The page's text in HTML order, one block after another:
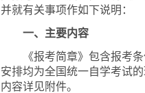
并就有关事项作如下说明：
一、主要内容
《报考简章》包含报考
安排均为全国统一自学考试
内容详见附件。